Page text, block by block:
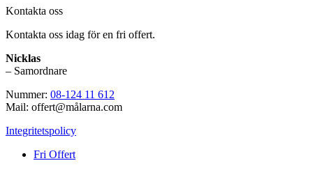
Kontakta oss
Kontakta oss idag för en fri offert.
Nicklas
– Samordnare
Nummer: 08-124 11 612
Mail: offert@målarna.com
Integritetspolicy
Fri Offert